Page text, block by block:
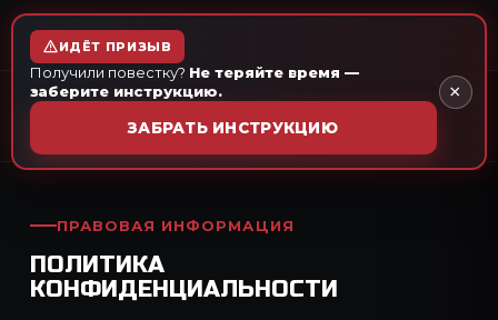
ЗАЩИТА ИНТЕРЕСОВ
ПРИЗЫВНИКА
ИДЁТ ПРИЗЫВ
Получили повестку? Не теряйте время —
заберите инструкцию.
ЗАБРАТЬ ИНСТРУКЦИЮ
×
На главную
ПРАВОВАЯ ИНФОРМАЦИЯ
ПОЛИТИКА
КОНФИДЕНЦИАЛЬНОСТИ